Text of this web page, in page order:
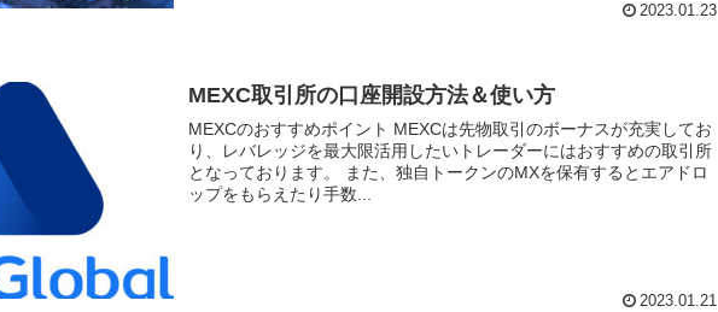
2023.01.23
MEXC取引所の口座開設方法＆使い方
MEXCのおすすめポイント MEXCは先物取引のボーナスが充実してお
り、レバレッジを最大限活用したいトレーダーにはおすすめの取引所
となっております。 また、独自トークンのMXを保有するとエアドロ
ップをもらえたり手数...
2023.01.21